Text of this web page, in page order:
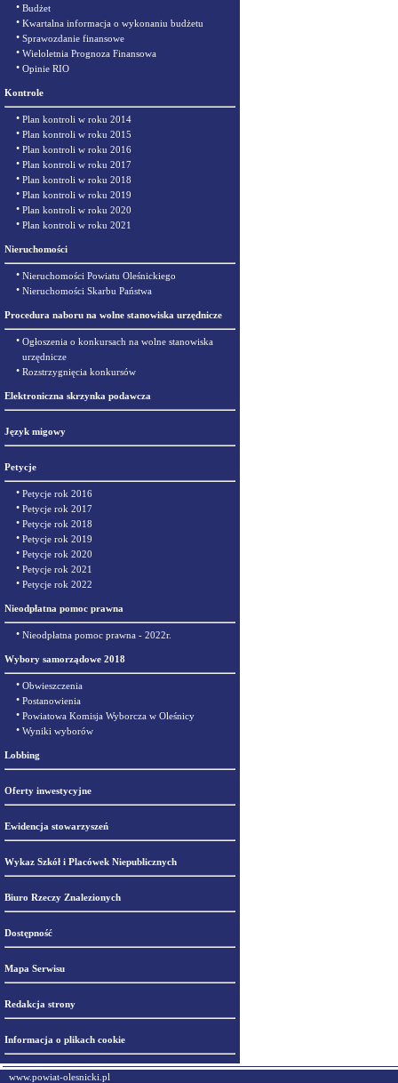
• Budżet
• Kwartalna informacja o wykonaniu budżetu
• Sprawozdanie finansowe
• Wieloletnia Prognoza Finansowa
• Opinie RIO
Kontrole
• Plan kontroli w roku 2014
• Plan kontroli w roku 2015
• Plan kontroli w roku 2016
• Plan kontroli w roku 2017
• Plan kontroli w roku 2018
• Plan kontroli w roku 2019
• Plan kontroli w roku 2020
• Plan kontroli w roku 2021
Nieruchomości
• Nieruchomości Powiatu Oleśnickiego
• Nieruchomości Skarbu Państwa
Procedura naboru na wolne stanowiska urzędnicze
• Ogłoszenia o konkursach na wolne stanowiska
urzędnicze
• Rozstrzygnięcia konkursów
Elektroniczna skrzynka podawcza
Język migowy
Petycje
• Petycje rok 2016
• Petycje rok 2017
• Petycje rok 2018
• Petycje rok 2019
• Petycje rok 2020
• Petycje rok 2021
• Petycje rok 2022
Nieodpłatna pomoc prawna
• Nieodpłatna pomoc prawna - 2022r.
Wybory samorządowe 2018
• Obwieszczenia
• Postanowienia
• Powiatowa Komisja Wyborcza w Oleśnicy
• Wyniki wyborów
Lobbing
Oferty inwestycyjne
Ewidencja stowarzyszeń
Wykaz Szkół i Placówek Niepublicznych
Biuro Rzeczy Znalezionych
Dostępność
Mapa Serwisu
Redakcja strony
Informacja o plikach cookie
www.powiat-olesnicki.pl